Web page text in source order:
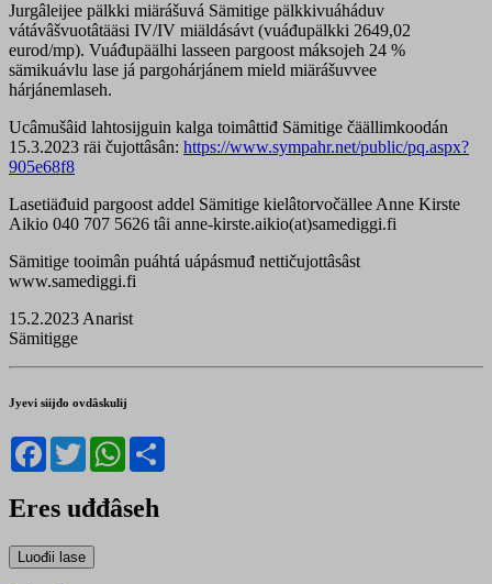
Jurgâleijee pälkki miärášuvá Sämitige pälkkivuáháduv
vátávâšvuotâtääsi IV/IV miäldásávt (vuáđupälkki 2649,02
eurod/mp). Vuáđupäälhi lasseen pargoost máksojeh 24 %
sämikuávlu lase já pargohárjánem mield miärášuvvee
hárjánemlaseh.
Ucâmušâid lahtosijguin kalga toimâttiđ Sämitige čäällimkoodán
15.3.2023 räi čujottâsân: https://www.sympahr.net/public/pq.aspx?
905e68f8
Lasetiäđuid pargoost addel Sämitige kielâtorvočällee Anne Kirste
Aikio 040 707 5626 tâi anne-kirste.aikio(at)samediggi.fi
Sämitige tooimân puáhtá uápásmuđ nettičujottâsâst
www.samediggi.fi
15.2.2023 Anarist
Sämitigge
Jyevi siijđo ovdâskulij
Facebook
TwitterWhatsApp
Eres uđđâseh